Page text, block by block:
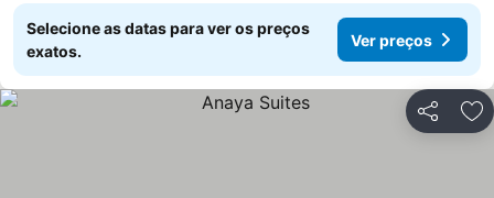
Selecione as datas para ver os preços
exatos.
Ver preços
Partilhar